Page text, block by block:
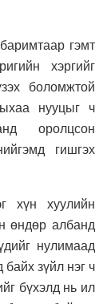
гэмт
хэргийг
боломжтой
нууцыг ч
оролцсон
гишгэх
хүн хуулийн
өндөр албанд
нулимаад
зүйл нэг ч
бүхэлд нь ил